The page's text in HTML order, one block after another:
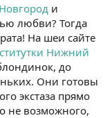
и
любви? Тогда
На шеи сайте
Нижний
до
Они готовы
экстаза прямо
не возможного,